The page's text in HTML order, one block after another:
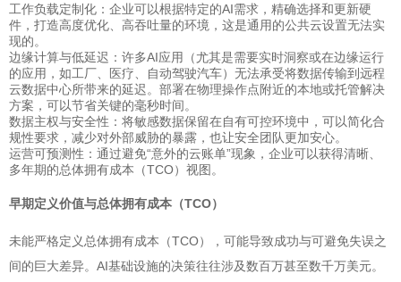
工作负载定制化：企业可以根据特定的AI需求，精确选择和更新硬
件，打造高度优化、高吞吐量的环境，这是通用的公共云设置无法实
现的。
边缘计算与低延迟：许多AI应用（尤其是需要实时洞察或在边缘运行
的应用，如工厂、医疗、自动驾驶汽车）无法承受将数据传输到远程
云数据中心所带来的延迟。部署在物理操作点附近的本地或托管解决
方案，可以节省关键的毫秒时间。
数据主权与安全性：将敏感数据保留在自有可控环境中，可以简化合
规性要求，减少对外部威胁的暴露，也让安全团队更加安心。
运营可预测性：通过避免“意外的云账单”现象，企业可以获得清晰、
多年期的总体拥有成本（TCO）视图。
早期定义价值与总体拥有成本（TCO）
未能严格定义总体拥有成本（TCO），可能导致成功与可避免失误之
间的巨大差异。AI基础设施的决策往往涉及数百万甚至数千万美元。